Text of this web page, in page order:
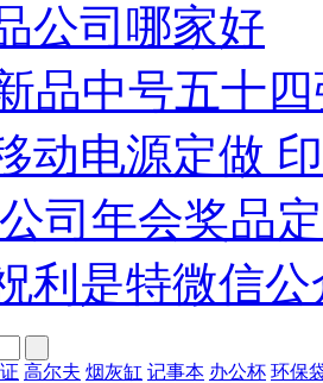
公司哪家好
品中号五十
动电源定做
司年会奖品
利是特微信
高尔夫 烟灰缸 记事本 办公杯 环保